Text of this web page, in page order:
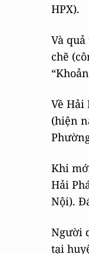
HPX).
Và
chẽ
Về Hải
(hiện
Khi
Hải
Nội).
Người
tại